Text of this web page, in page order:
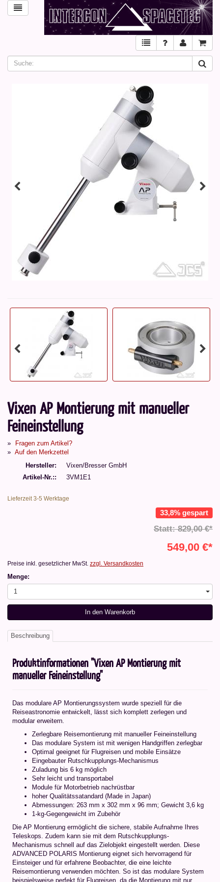
Vixen AP Montierung mit manueller
Feineinstellung
Fragen zum Artikel?
Auf den Merkzettel
Hersteller
Vixen/Bresser GmbH
Artikel-Nr.:
3VM1E1
Lieferzeit 3-5 Werktage
33,8% gespart
Statt: 829,00 €*
549,00 €*
Preise inkl. gesetzlicher MwSt. zzgl. Versandkosten
Menge:
1
In den Warenkorb
Beschreibung
Produktinformationen "Vixen AP Montierung mit
manueller Feineinstellung"
Das modulare AP Montierungssystem wurde speziell für die
Reiseastronomie entwickelt, lässt sich komplett zerlegen und
modular erweitern.
Zerlegbare Reisemontierung mit manueller Feineinstellung
Das modulare System ist mit wenigen Handgriffen zerlegbar
Optimal geeignet für Flugreisen und mobile Einsätze
Eingebauter Rutschkupplungs-Mechanismus
Zuladung bis 6 kg möglich
Sehr leicht und transportabel
Module für Motorbetrieb nachrüstbar
hoher Qualitätssatandard (Made in Japan)
Abmessungen: 263 mm x 302 mm x 96 mm; Gewicht 3,6 kg
1-kg-Gegengewicht im Zubehör
Die AP Montierung ermöglicht die sichere, stabile Aufnahme Ihres
Teleskops. Zudem kann sie mit dem Rutschkupplungs-
Mechanismus schnell auf das Zielobjekt eingestellt werden. Diese
ADVANCED POLARIS Montierung eignet sich hervorragend für
Einsteiger und für erfahrene Beobachter, die eine leichte
Reisemontierung verwenden möchten. So ist das modulare System
beispielsweise perfekt für Flugreisen, da die Montierung mit nur